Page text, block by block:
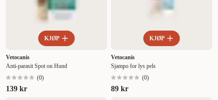
KJØP
Vetocanis
Anti-parasit Spot on Hund
(0)
139 kr
KJØP
Vetocanis
Sjampo for lys pels
(0)
89 kr